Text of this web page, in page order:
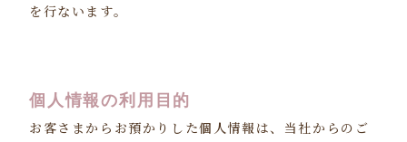
を行ないます。
個人情報の利用目的
お客さまからお預かりした個人情報は、当社からのご